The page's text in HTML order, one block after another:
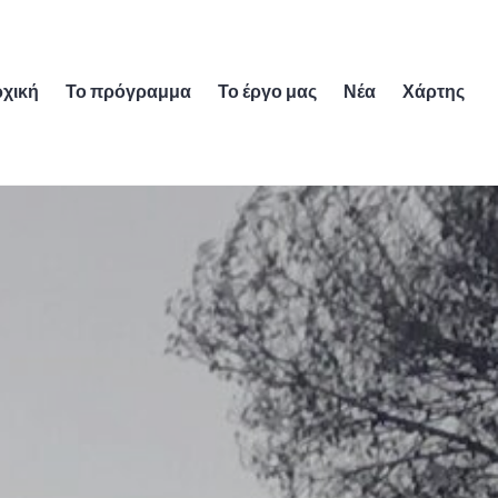
Το πρόγραμμα Το έργο μας Νέα Χάρτης